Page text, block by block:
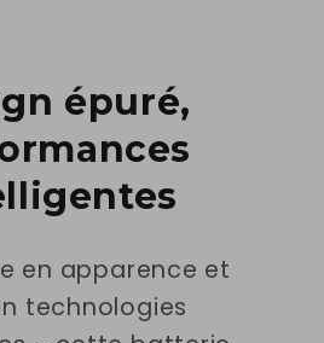
épuré,
en apparence et
technologies